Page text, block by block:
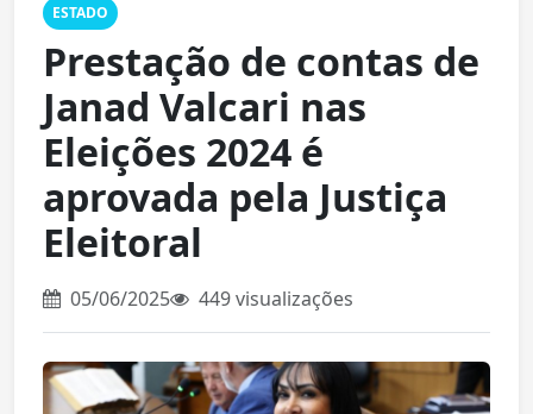
ESTADO
Prestação de contas de
Janad Valcari nas
Eleições 2024 é
aprovada pela Justiça
Eleitoral
05/06/2025 449 visualizações